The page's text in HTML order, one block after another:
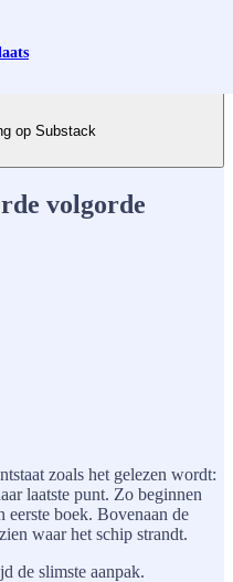
op Substack
volgorde
zoals het gelezen wordt:
laatste punt. Zo beginnen
boek. Bovenaan de
waar het schip strandt.
de slimste aanpak.